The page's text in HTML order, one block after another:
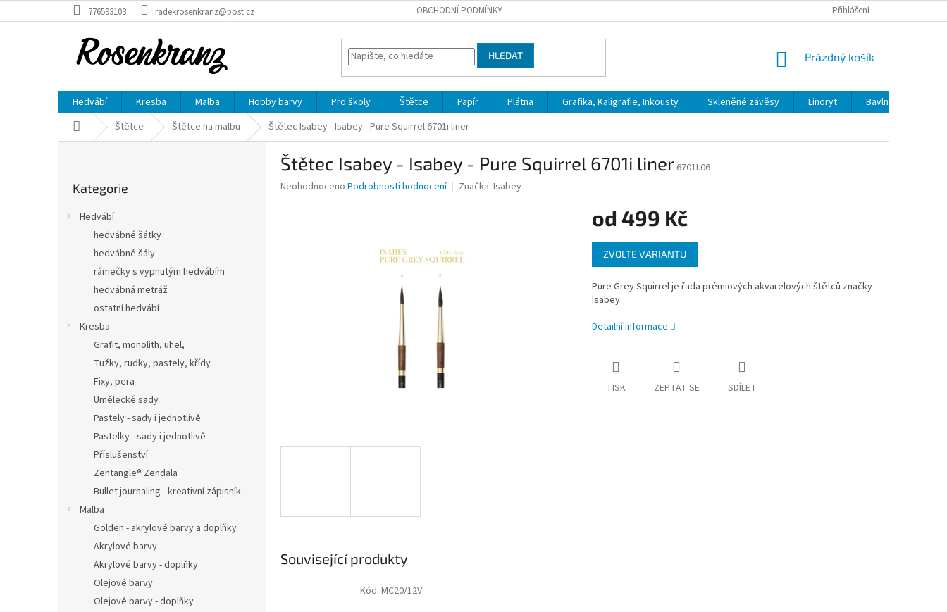
na
776593103 radekrosenkranz@post.cz OBCHODNÍ PODMÍNKY Přihlášení
HLEDAT
NÁKUPNÍ
Prázdný košík
Hedvábí Kresba Malba Hobby barvy Pro školy Štětce Papír Plátna Grafika, Kaligrafie, Inkousty Skleněné závěsy Linoryt Bavlna
Domů Štětce Štětce na malbu Štětec Isabey - Isabey - Pure Squirrel 6701i liner
kategorie
Kategorie
Hedvábí
hedvábné šátky
hedvábné šály
rámečky s vypnutým hedvábím
hedvábná metráž
ostatní hedvábí
Kresba
Grafit, monolith, uhel,
Tužky, rudky, pastely, křídy
Fixy, pera
Umělecké sady
Pastely - sady i jednotlivě
Pastelky - sady i jednotlivě
Příslušenství
Zentangle® Zendala
Bullet journaling - kreativní zápisník
Malba
Golden - akrylové barvy a doplňky
Akrylové barvy
Akrylové barvy - doplňky
Olejové barvy
Olejové barvy - doplňky
Štětec Isabey - Isabey - Pure Squirrel 6701i liner 6701I.06
Průměrné
Neohodnoceno Podrobnosti hodnocení Značka: Isabey
od 499 Kč
Měrná
cena:
ZVOLTE VARIANTU
Pure Grey Squirrel je řada prémiových akvarelových štětců značky
Isabey.
Detailní informace
TISK ZEPTAT SE SDÍLET
Související produkty
Kód: MC20/12V